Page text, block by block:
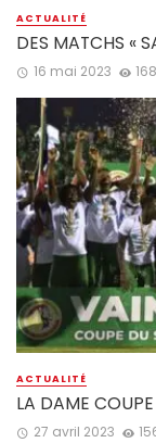
ACTUALITÉ
DES MATCHS «
16 mai 2023
ACTUALITÉ
LA DAME
27 avril 2023